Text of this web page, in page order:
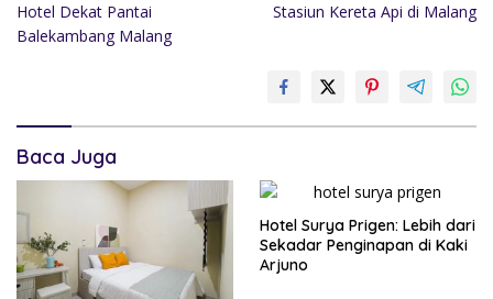
Hotel Dekat Pantai
Balekambang Malang
Stasiun Kereta Api di Malang
Baca Juga
Hotel Surya Prigen: Lebih dari
Sekadar Penginapan di Kaki
Arjuno